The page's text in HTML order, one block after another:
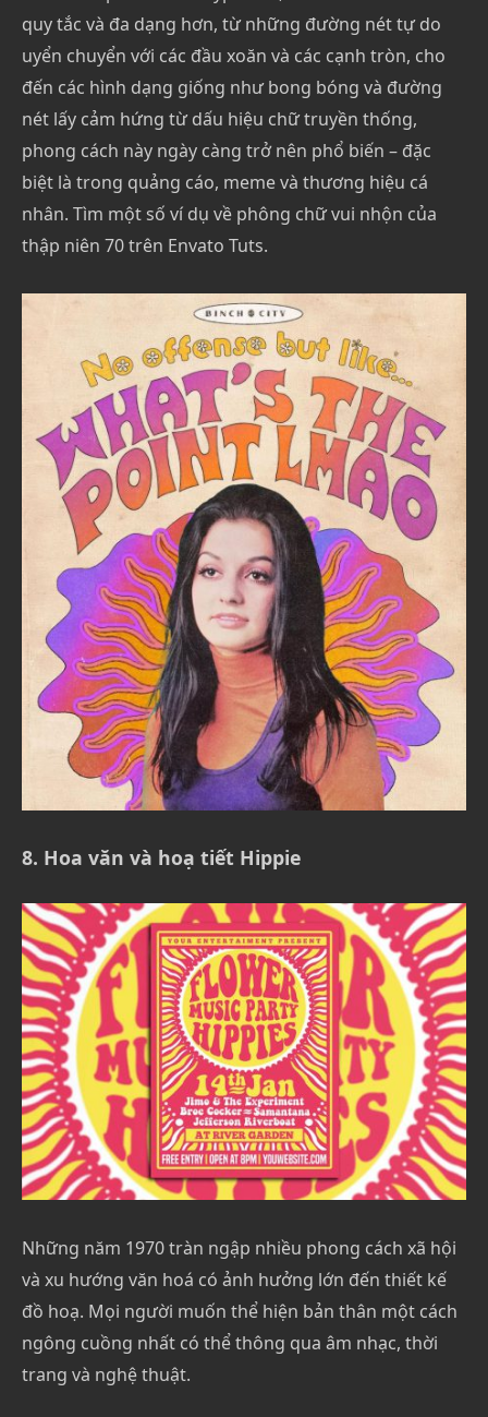
quy tắc và đa dạng hơn, từ những đường nét tự do
uyển chuyển với các đầu xoăn và các cạnh tròn, cho
đến các hình dạng giống như bong bóng và đường
nét lấy cảm hứng từ dấu hiệu chữ truyền thống,
phong cách này ngày càng trở nên phổ biến – đặc
biệt là trong quảng cáo, meme và thương hiệu cá
nhân. Tìm một số ví dụ về phông chữ vui nhộn của
thập niên 70 trên Envato Tuts.
8. Hoa văn và hoạ tiết Hippie
Những năm 1970 tràn ngập nhiều phong cách xã hội
và xu hướng văn hoá có ảnh hưởng lớn đến thiết kế
đồ hoạ. Mọi người muốn thể hiện bản thân một cách
ngông cuồng nhất có thể thông qua âm nhạc, thời
trang và nghệ thuật.